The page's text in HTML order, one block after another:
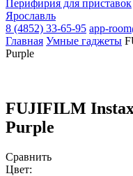
Перифирия для приставок
Ярославль
8 (4852) 33-65-95 app-
Главная Умные гаджеты
Purple
FUJIFILM
Purple
Сравнить
Цвет: